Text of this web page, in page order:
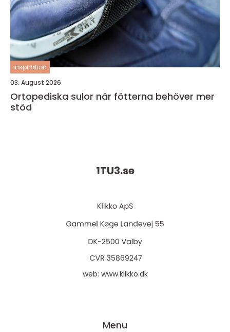
inspiration
03. August 2026
Ortopediska sulor när fötterna behöver mer
stöd
1TU3.se
web: www.klikko.dk
Menu